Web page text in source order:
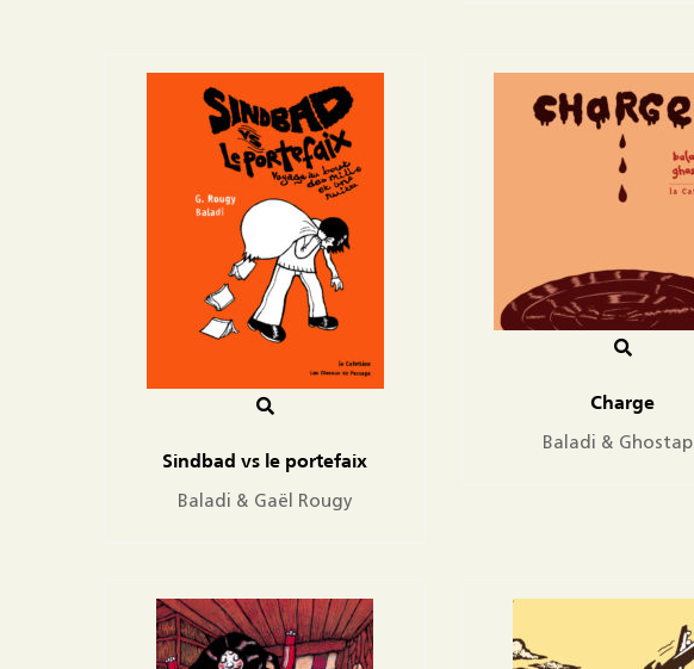
Sindbad vs le portefaix
Baladi & Gaël Rougy
Charge
Baladi &